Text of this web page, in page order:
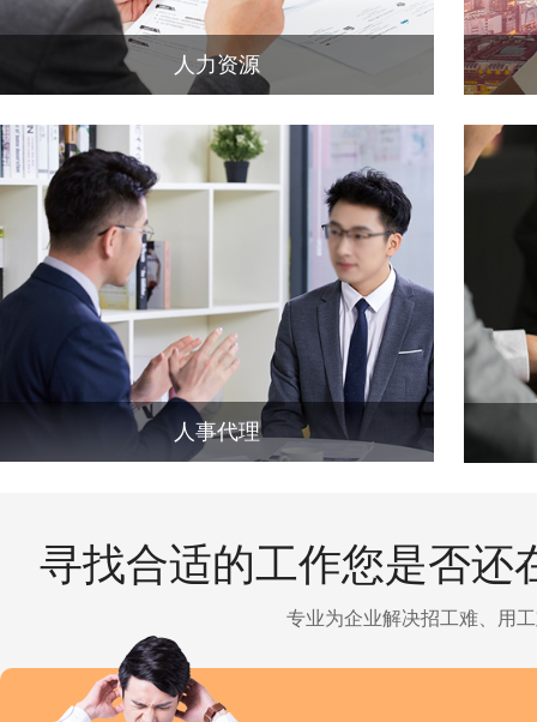
人力资源
人事代理
寻找合适的工作您是否还
专业为企业解决招工难、用